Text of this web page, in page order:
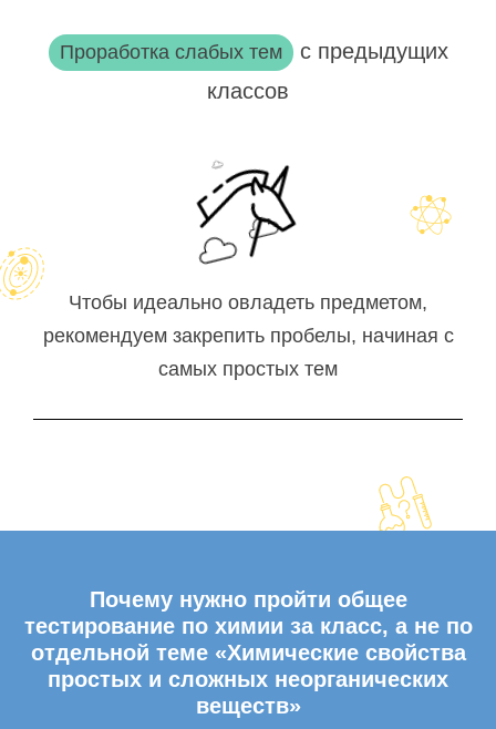
Проработка слабых тем с предыдущих
классов
Чтобы идеально овладеть предметом,
рекомендуем закрепить пробелы, начиная с
самых простых тем
Почему нужно пройти общее
тестирование по химии за класс, а не по
отдельной теме «Химические свойства
простых и сложных неорганических
веществ»